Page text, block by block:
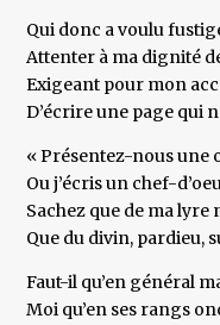
Qui donc a voulu
Attenter à ma dignité
Exigeant pour mon
D’écrire une page qui
« Présentez-nous une
Ou j’écris un chef-
Sachez que de ma
Que du divin, pardieu,
Faut-il qu’en général
Moi qu’en ses rangs